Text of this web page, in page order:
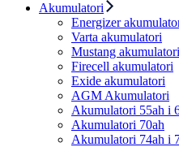
Akumulatori
Energizer
Varta akumulatori
Mustang akumulatori
Firecell akumulatori
Exide akumulatori
AGM Akumulatori
Akumulatori 55ah i
Akumulatori 70ah
Akumulatori 74ah i